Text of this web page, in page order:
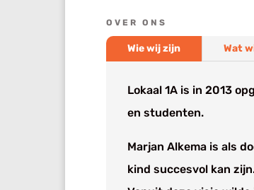
OVER ONS
Wie wij zijn Wat
Lokaal 1A is in 2013
en studenten.
Marjan Alkema is als
kind succesvol kan